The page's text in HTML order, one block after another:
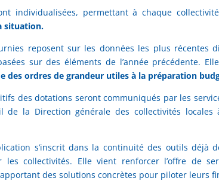
individualisées, permettant à chaque
situation.
reposent sur les données les plus récentes
sur des éléments de l’année précédente.
des ordres de grandeur utiles à la préparation
des dotations seront communiqués par les
de la Direction générale des collectivités
s’inscrit dans la continuité des outils déjà
les collectivités. Elle vient renforcer l’offre de
des solutions concrètes pour piloter leurs